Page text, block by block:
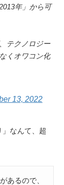
年」から可
テクノロジー
くオワコン化
13, 2022
」なんて、超
あるので、